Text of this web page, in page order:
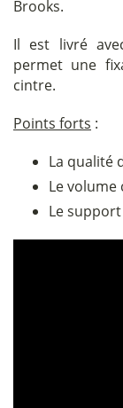
Brooks.
Il est livré
permet une
cintre.
Points forts :
La qualité
Le
Le